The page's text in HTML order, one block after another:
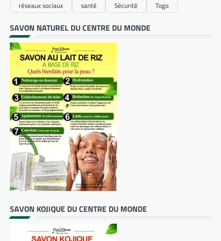
réseaux sociaux
santé Sécurité Togo
SAVON NATUREL DU CENTRE DU MONDE
SAVON KOJIQUE DU CENTRE DU MONDE